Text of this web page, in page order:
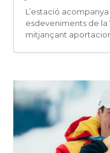
L’estació
esdeveniments de la
mitjançant